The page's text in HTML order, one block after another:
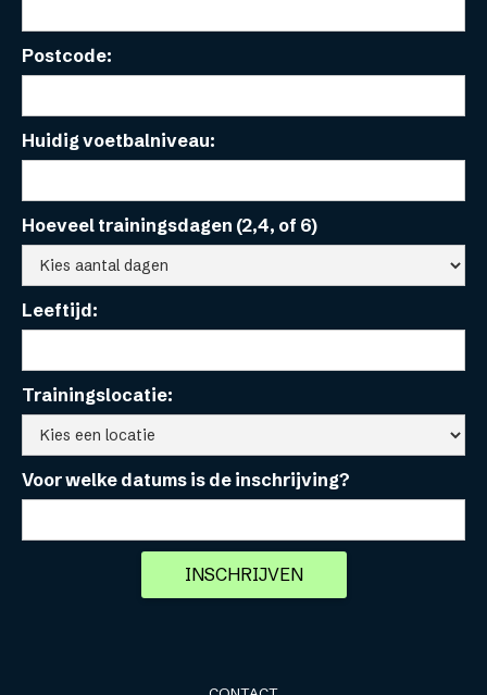
Postcode:
Huidig voetbalniveau:
Hoeveel trainingsdagen (2,4, of 6)
Leeftijd:
Trainingslocatie:
Voor welke datums is de inschrijving?